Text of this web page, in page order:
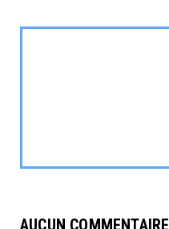
AUCUN COMMENTAIRE